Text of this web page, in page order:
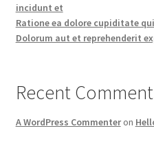
incidunt et
Ratione ea dolore cupiditate
Dolorum aut et reprehenderit
Recent
A WordPress Commenteron